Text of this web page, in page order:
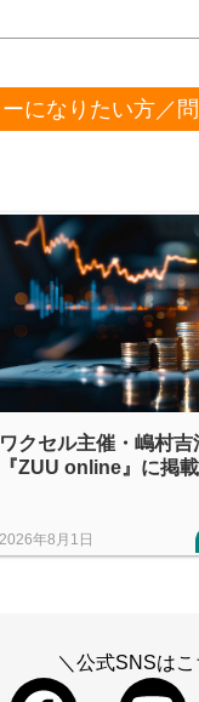
になりたい方／
ワクセル主催・嶋村吉
『ZUU online』に掲載
2026年8月1日
＼公式SNSはこ